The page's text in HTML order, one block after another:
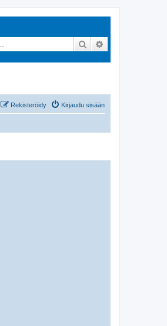
Etsi
Kirjaudu sisään
Rekisteröidy